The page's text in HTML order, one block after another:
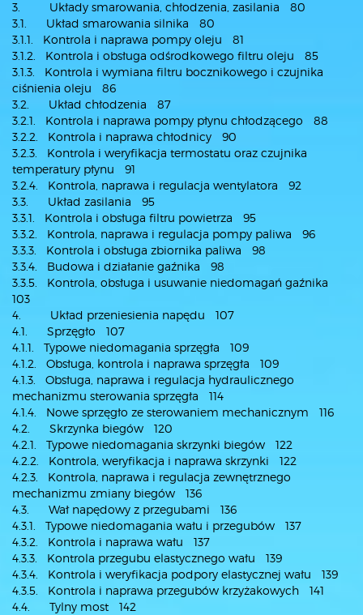
3. Układy smarowania, chłodzenia, zasilania 80
3.1. Układ smarowania silnika 80
3.1.1. Kontrola i naprawa pompy oleju 81
3.1.2. Kontrola i obsługa odśrodkowego filtru oleju 85
3.1.3. Kontrola i wymiana filtru bocznikowego i czujnika
ciśnienia oleju 86
3.2. Układ chłodzenia 87
3.2.1. Kontrola i naprawa pompy płynu chłodzącego 88
3.2.2. Kontrola i naprawa chłodnicy 90
3.2.3. Kontrola i weryfikacja termostatu oraz czujnika
temperatury płynu 91
3.2.4. Kontrola, naprawa i regulacja wentylatora 92
3.3. Układ zasilania 95
3.3.1. Kontrola i obsługa filtru powietrza 95
3.3.2. Kontrola, naprawa i regulacja pompy paliwa 96
3.3.3. Kontrola i obsługa zbiornika paliwa 98
3.3.4. Budowa i działanie gaźnika 98
3.3.5. Kontrola, obsługa i usuwanie niedomagań gaźnika
103
4. Układ przeniesienia napędu 107
4.1. Sprzęgło 107
4.1.1. Typowe niedomagania sprzęgła 109
4.1.2. Obsługa, kontrola i naprawa sprzęgła 109
4.1.3. Obsługa, naprawa i regulacja hydraulicznego
mechanizmu sterowania sprzęgła 114
4.1.4. Nowe sprzęgło ze sterowaniem mechanicznym 116
4.2. Skrzynka biegów 120
4.2.1. Typowe niedomagania skrzynki biegów 122
4.2.2. Kontrola, weryfikacja i naprawa skrzynki 122
4.2.3. Kontrola, naprawa i regulacja zewnętrznego
mechanizmu zmiany biegów 136
4.3. Wał napędowy z przegubami 136
4.3.1. Typowe niedomagania wału i przegubów 137
4.3.2. Kontrola i naprawa wału 137
4.3.3. Kontrola przegubu elastycznego wału 139
4.3.4. Kontrola i weryfikacja podpory elastycznej wału 139
4.3.5. Kontrola i naprawa przegubów krzyżakowych 141
4.4. Tylny most 142